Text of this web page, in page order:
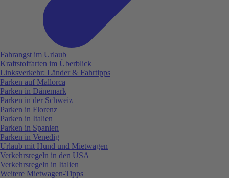
Fahrangst im Urlaub
Kraftstoffarten im Überblick
Linksverkehr: Länder & Fahrtipps
Parken auf Mallorca
Parken in Dänemark
Parken in der Schweiz
Parken in Florenz
Parken in Italien
Parken in Spanien
Parken in Venedig
Urlaub mit Hund und Mietwagen
Verkehrsregeln in den USA
Verkehrsregeln in Italien
Weitere Mietwagen-Tipps